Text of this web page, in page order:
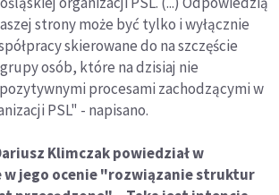
strony może być tylko i wyłącznie
skierowane do na szczęście
osób, które na dzisiaj nie
procesami zachodzącymi w
PSL" - napisano.
Klimczak powiedział w
w jego ocenie "rozwiązanie struktur